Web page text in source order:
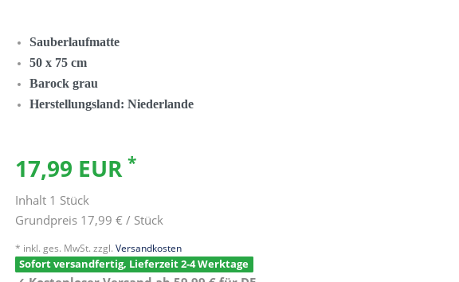
Sauberlaufmatte
50 x 75 cm
Barock grau
Herstellungsland: Niederlande
17,99 EUR *
Inhalt 1 Stück
Grundpreis 17,99 € / Stück
* inkl. ges. MwSt. zzgl. Versandkosten
Sofort versandfertig, Lieferzeit 2-4 Werktage